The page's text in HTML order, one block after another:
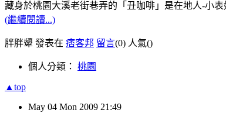
藏身於桃園大溪老街巷弄的「丑咖啡」是在地人-小
(繼續閱讀...)
胖胖顰 發表在 痞客邦 留言(0) 人氣()
個人分類： 桃園
▲top
May 04 Mon 2009 21:49